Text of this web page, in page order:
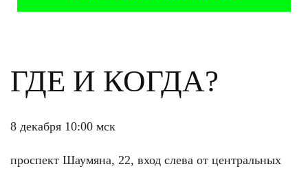
ГДЕ И КОГДА?
8 декабря 10:00 мск
проспект Шаумяна, 22, вход слева от центральных